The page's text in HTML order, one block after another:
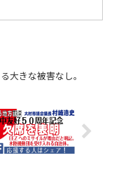
大きな被害なし。